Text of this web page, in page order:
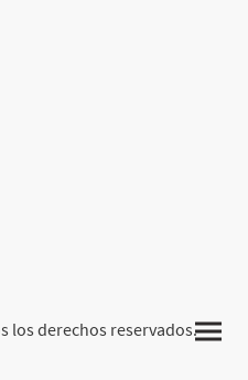
los derechos reservados.